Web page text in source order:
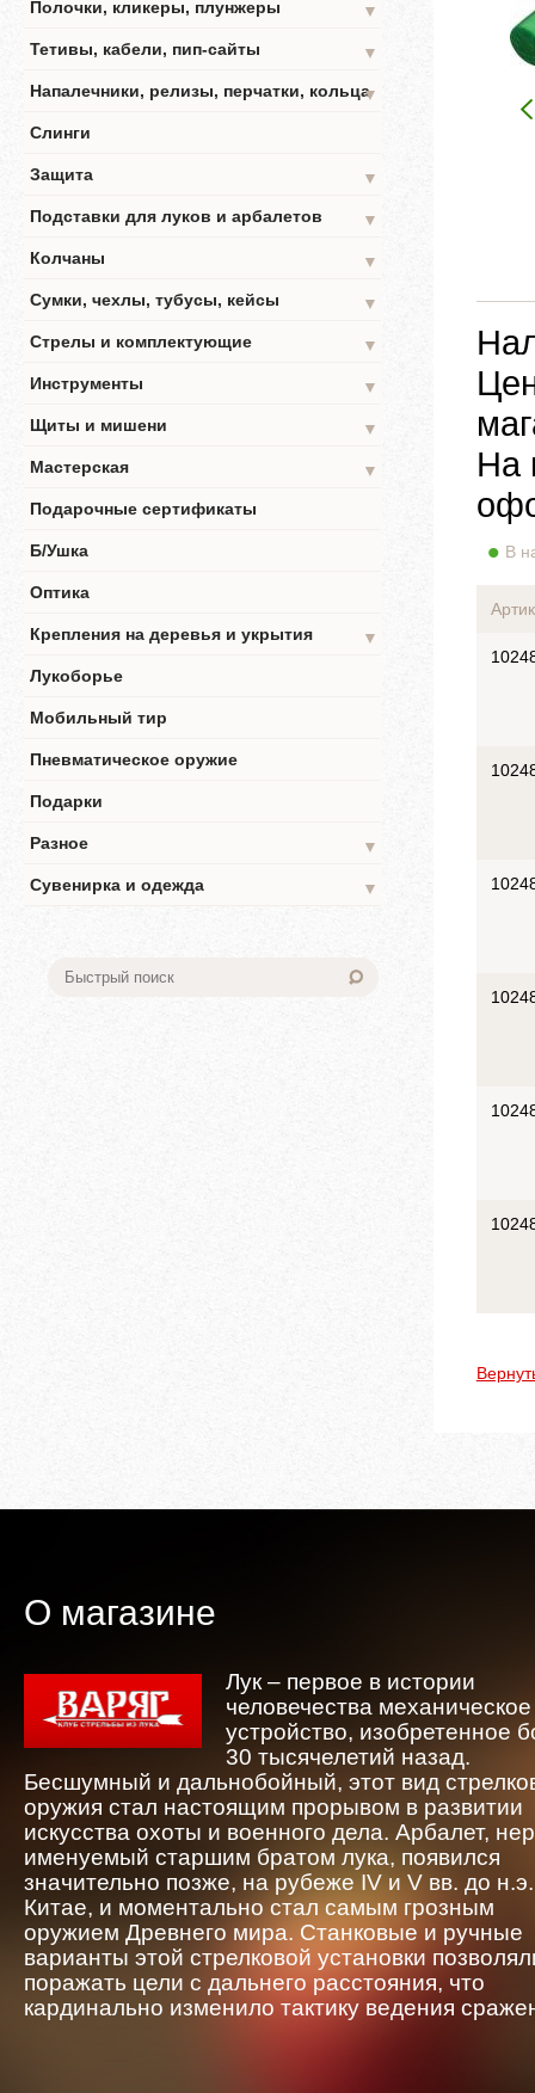
Полочки, кликеры, плунжеры
▼
Тетивы, кабели, пип-сайты
▼
Напалечники, релизы, перчатки, кольца▼
Слинги
Защита
▼
Подставки для луков и арбалетов
▼
Колчаны
▼
Сумки, чехлы, тубусы, кейсы
▼
Стрелы и комплектующие
▼
Инструменты
▼
Щиты и мишени
▼
Мастерская
▼
Подарочные сертификаты
Б/Ушка
Оптика
Крепления на деревья и укрытия
▼
Лукоборье
Мобильный тир
Пневматическое оружие
Подарки
Разное
▼
Сувенирка и одежда
▼
На
В
О магазине
Лук – первое в истории
человечества механическое
устройство, изобретенное
30 тысячелетий назад.
Бесшумный и дальнобойный, этот вид
оружия стал настоящим прорывом в развитии
искусства охоты и военного дела. Арбалет,
именуемый старшим братом лука, появился
значительно позже, на рубеже IV и V вв. до
Китае, и моментально стал самым грозным
оружием Древнего мира. Станковые и ручные
варианты этой стрелковой установки
поражать цели с дальнего расстояния, что
кардинально изменило тактику ведения